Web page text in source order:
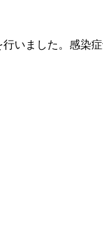
いました。感染